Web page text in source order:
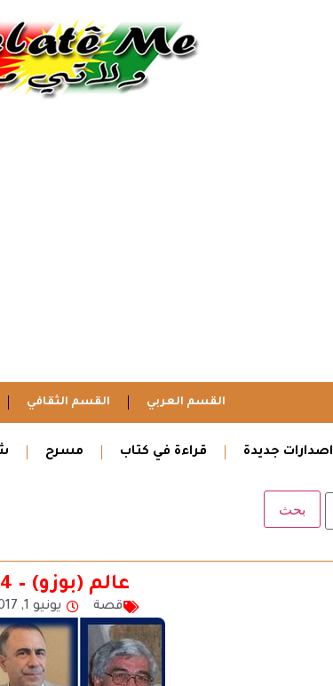
القسم العربي القسم الثقافي
اصدارات جديدة قراءة في كتاب مسرح
عالم (بوزو) – 4
قصة يونيو 1, 2017